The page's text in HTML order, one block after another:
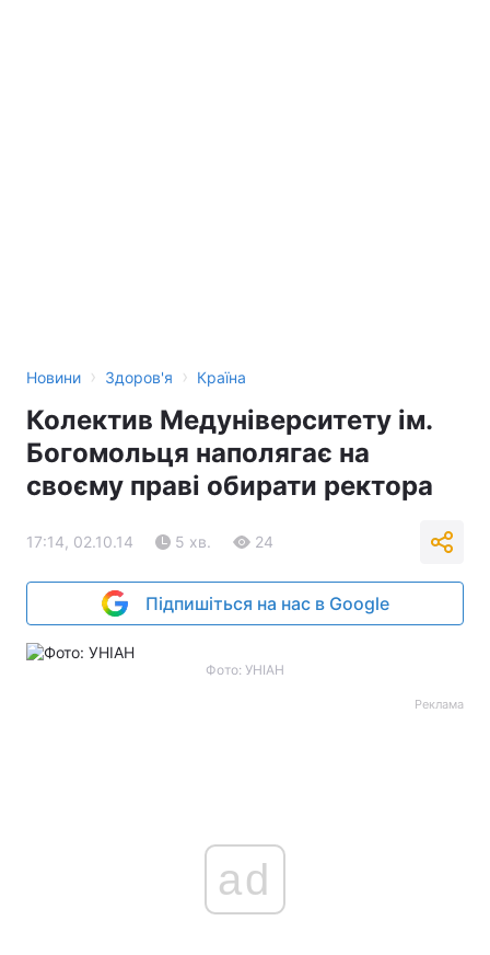
Новини › Здоров'я › Країна
Колектив Медуніверситету ім.
Богомольця наполягає на
своєму праві обирати ректора
17:14, 02.10.14 5 хв. 24
Підпишіться на нас в Google
Фото: УНІАН
Реклама
ad